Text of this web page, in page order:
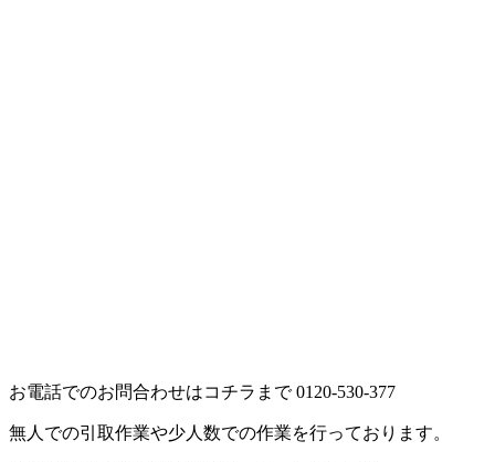
お電話でのお問合わせはコチラまで 0120-530-377
無人での引取作業や少人数での作業を行っております。